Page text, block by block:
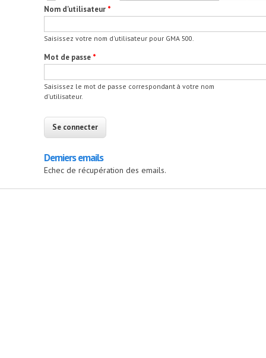
Nom d'utilisateur *
Saisissez votre nom d'utilisateur pour GMA 500.
Mot de passe *
Saisissez le mot de passe correspondant à votre nom
d'utilisateur.
Derniers emails
Echec de récupération des emails.